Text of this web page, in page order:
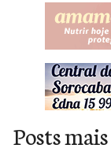
Posts